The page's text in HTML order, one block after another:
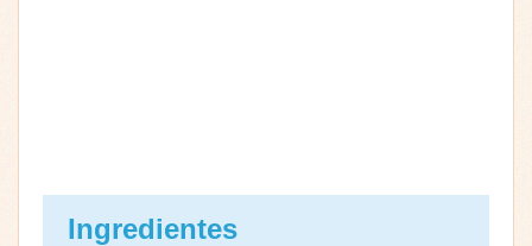
Ingredientes